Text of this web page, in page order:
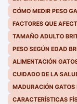
CÓMO MEDIR PESO
FACTORES QUE
TAMAÑO ADULTO
PESO SEGÚN EDAD
ALIMENTACIÓN
CUIDADO DE LA
MADURACIÓN GATOS
CARACTERÍSTICAS